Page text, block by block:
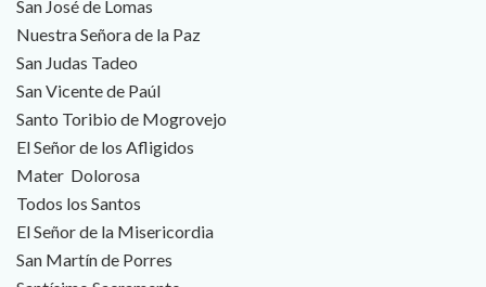
San José de Lomas
Nuestra Señora de la Paz
San Judas Tadeo
San Vicente de Paúl
Santo Toribio de Mogrovejo
El Señor de los Afligidos
Mater Dolorosa
Todos los Santos
El Señor de la Misericordia
San Martín de Porres